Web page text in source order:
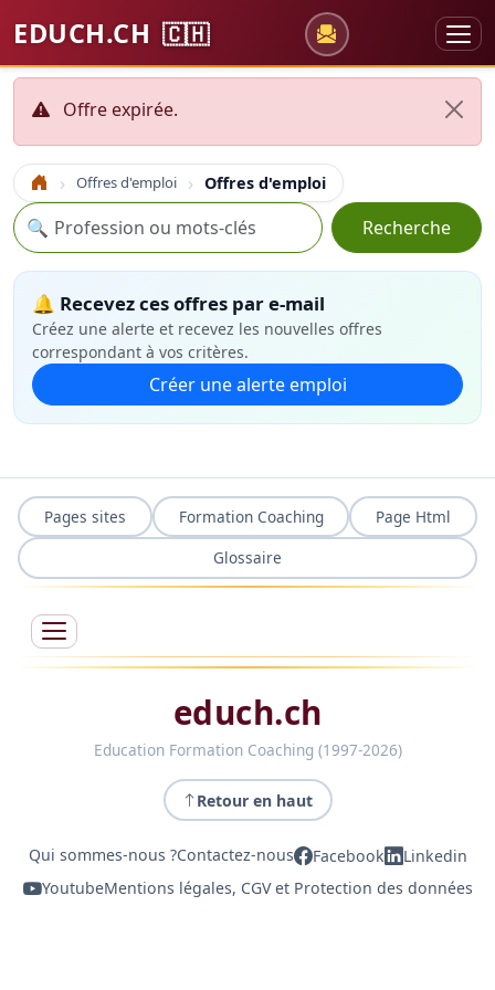
EDUCH.CH 🇨🇭
Offre expirée.
Accueil Offres d'emploi Offres d'emploi
Recherche
🔍 Recherche
🔔 Recevez ces offres par e-mail
Créez une alerte et recevez les nouvelles offres
correspondant à vos critères.
Créer une alerte emploi
Pages sites Formation Coaching
Page Html
Glossaire
educh.ch
Education Formation Coaching (1997-2026)
Retour en haut
Qui sommes-nous ?Contactez-nous Facebook
Linkedin
YoutubeMentions légales, CGV et Protection des données